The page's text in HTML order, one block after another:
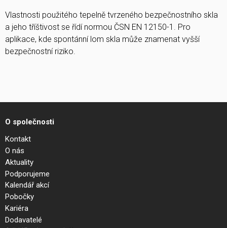
Vlastnosti použitého tepelně tvrzeného bezpečnostního skla
a jeho tříštivost se řídí normou ČSN EN 12150-1. Pro
aplikace, kde spontánní lom skla může znamenat vyšší
bezpečnostní riziko.
O společnosti
Kontakt
O nás
Aktuality
Podporujeme
Kalendář akcí
Pobočky
Kariéra
Dodavatelé